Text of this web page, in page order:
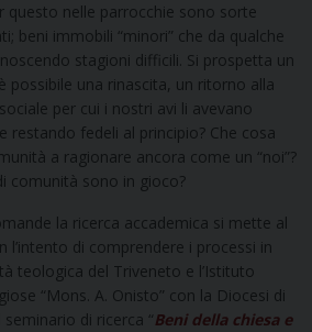
questo nelle parrocchie sono sorte
beni immobili “minori” che da qualche
stagioni difficili. Si prospetta un
possibile una rinascita, un ritorno alla
per cui i nostri avi li avevano
restando fedeli al principio? Che cosa
a ragionare ancora come un “noi”?
comunità sono in gioco?
la ricerca accademica si mette al
l’intento di comprendere i processi in
teologica del Triveneto e l’Istituto
“Mons. A. Onisto” con la Diocesi di
di ricerca “Beni della chiesa e